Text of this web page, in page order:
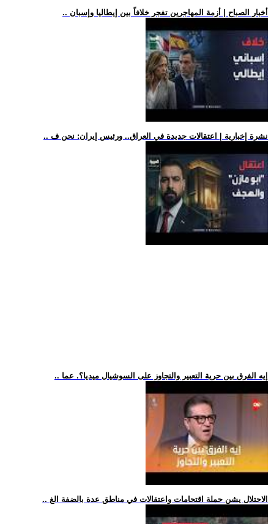
.. أخبار الصباح | أزمة المهاجرين تفجر خلافاً بين إيطاليا وإسبان
.. نشرة إخبارية | اعتقالات جديدة في العراق.. ورئيس إيران: نحن ف
.. إيه الفرق بين حرية التعبير والتجاوز على السوشيال ميديا؟. عما
.. الاحتلال يشن حملة اقتحامات واعتقالات في مناطق عدة بالضفة الغ